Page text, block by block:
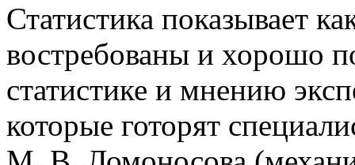
Статистика показывает
востребованы и хорошо
статистике и мнению
которые готорят